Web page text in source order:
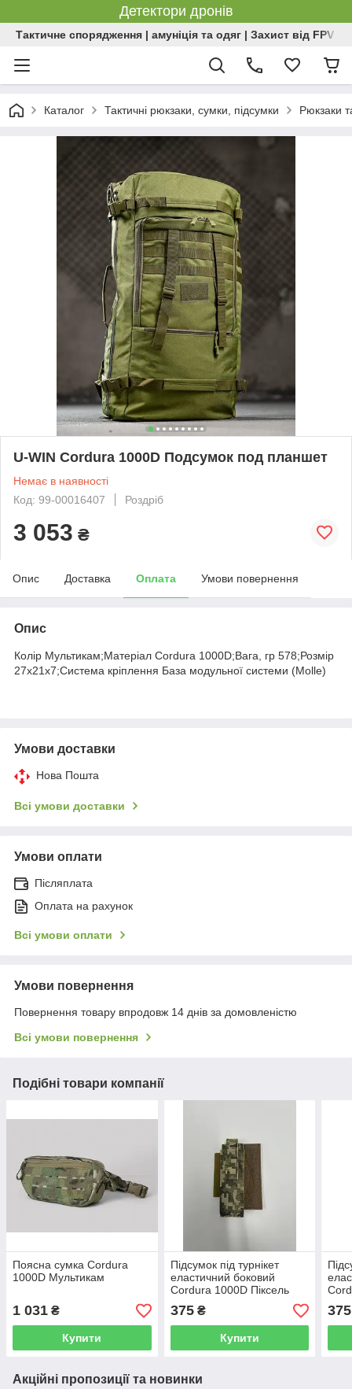
Детектори дронів
Тактичне спорядження | амуніція та одяг | Захист від FPV |
Каталог Тактичні рюкзаки, сумки, підсумки Рюкзаки
U-WIN Cordura 1000D Подсумок под планшет
Немає в наявності
Код: 99-00016407
Роздріб
3 053 ₴
Опис Доставка Оплата Умови повернення
Опис
Колір Мультикам;Матеріал Cordura 1000D;Вага, гр 578;Розмір
27х21х7;Система кріплення База модульної системи (Molle)
Умови доставки
Нова Пошта
Всі умови доставки
Умови оплати
Післяплата
Оплата на рахунок
Всі умови оплати
Умови повернення
Повернення товару впродовж 14 днів за домовленістю
Всі умови повернення
Подібні товари компанії
Поясна сумка Cordura
1000D Мультикам
1 031 ₴
Купити
Підсумок під турнікет
еластичний боковий
Cordura 1000D Піксель
(правий /лівий )
375₴
Купити
(
375
Акційні пропозиції та новинки